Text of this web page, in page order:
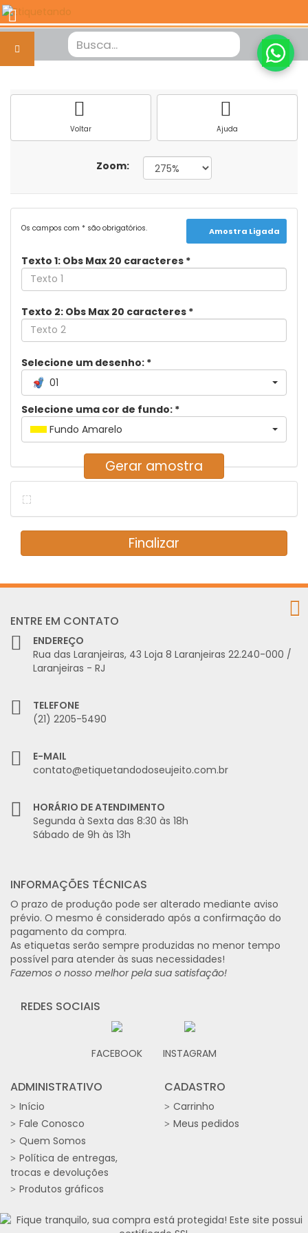
Voltar Ajuda
Zoom:
Amostra Ligada
Os campos com * são obrigatórios.
Texto 1: Obs Max 20 caracteres *
Texto 2: Obs Max 20 caracteres *
Selecione um desenho: *
01
Selecione uma cor de fundo: *
Fundo Amarelo
Gerar amostra
Finalizar
ENTRE EM CONTATO
ENDEREÇO
Rua das Laranjeiras, 43 Loja 8 Laranjeiras 22.240-000 /
Laranjeiras - RJ
TELEFONE
(21) 2205-5490
E-MAIL
contato@etiquetandodoseujeito.com.br
HORÁRIO DE ATENDIMENTO
Segunda à Sexta das 8:30 às 18h
Sábado de 9h às 13h
INFORMAÇÕES TÉCNICAS
O prazo de produção pode ser alterado mediante aviso
prévio. O mesmo é considerado após a confirmação do
pagamento da compra.
As etiquetas serão sempre produzidas no menor tempo
possível para atender às suas necessidades!
Fazemos o nosso melhor pela sua satisfação!
REDES SOCIAIS
FACEBOOK INSTAGRAM
ADMINISTRATIVO
Início
Fale Conosco
Quem Somos
Política de entregas,
trocas e devoluções
Produtos gráficos
CADASTRO
Carrinho
Meus pedidos